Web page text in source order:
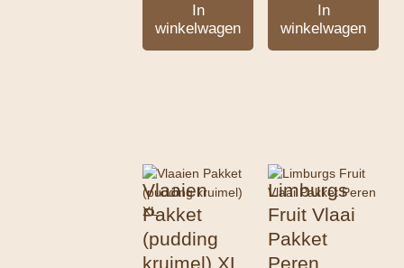
In
winkelwagen
In
winkelwagen
Vlaaien
Pakket
(pudding
kruimel) XL
Limburgs
Fruit Vlaai
Pakket
Peren